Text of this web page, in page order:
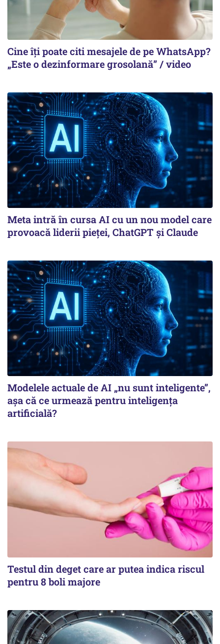
Cine îți poate citi mesajele de pe WhatsApp?
„Este o dezinformare grosolană” / video
Meta intră în cursa AI cu un nou model care
provoacă liderii pieței, ChatGPT și Claude
Modelele actuale de AI „nu sunt inteligente”,
așa că ce urmează pentru inteligența
artificială?
Testul din deget care ar putea indica riscul
pentru 8 boli majore